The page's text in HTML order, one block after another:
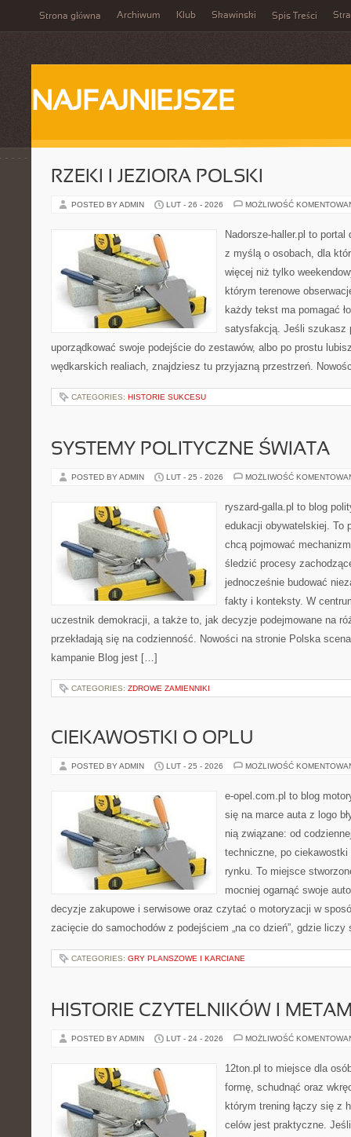
Strona główna Archiwum Klub Skawinski Spis Treści
NAJFAJNIEJSZE
RZEKI I JEZIORA POLSKI
POSTED BY ADMIN LUT - 26 - 2026 MOŻLIWOŚĆ
Nadorsze-haller.pl to portal
z myślą o osobach, dla
więcej niż tylko
którym terenowe
każdy tekst ma pomagać
satysfakcją. Jeśli szukasz
uporządkować swoje podejście do zestawów, albo po prostu
wędkarskich realiach, znajdziesz tu przyjazną przestrzeń.
CATEGORIES: HISTORIE SUKCESU
SYSTEMY POLITYCZNE ŚWIATA
POSTED BY ADMIN LUT - 25 - 2026 MOŻLIWOŚĆ
ryszard-galla.pl to blog
edukacji obywatelskiej. To
chcą pojmować
śledzić procesy
jednocześnie budować
fakty i konteksty. W
uczestnik demokracji, a także to, jak decyzje podejmowane na
przekładają się na codzienność. Nowości na stronie Polska
kampanie Blog jest […]
CATEGORIES: ZDROWE ZAMIENNIKI
CIEKAWOSTKI O OPLU
POSTED BY ADMIN LUT - 25 - 2026 MOŻLIWOŚĆ
e-opel.com.pl to blog
się na marce auta z logo
nią związane: od
techniczne, po
rynku. To miejsce
mocniej ogarnąć swoje
decyzje zakupowe i serwisowe oraz czytać o motoryzacji w
zacięcie do samochodów z podejściem „na co dzień”, gdzie
CATEGORIES: GRY PLANSZOWE I KARCIANE
HISTORIE CZYTELNIKÓW I
POSTED BY ADMIN LUT - 24 - 2026 MOŻLIWOŚĆ
12ton.pl to miejsce dla
formę, schudnąć oraz
którym trening łączy się z
celów jest praktyczne.